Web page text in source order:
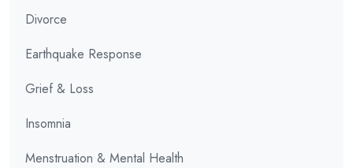
Divorce
Earthquake Response
Grief & Loss
Insomnia
Menstruation & Mental Health